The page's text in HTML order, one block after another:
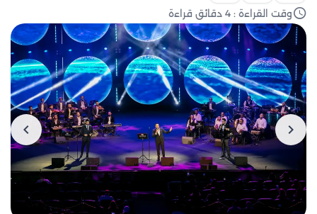
وقت القراءة : 4 دقائق قراءة